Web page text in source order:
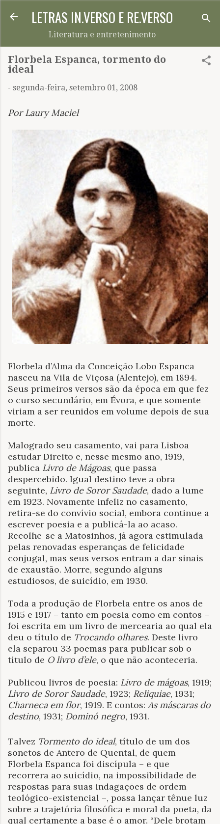
Pular para o conteúdo principal
LETRAS IN.VERSO E RE.VERSO
Literatura e entretenimento
Florbela Espanca, tormento do
ideal
- segunda-feira, setembro 01, 2008
Por Laury Maciel
Florbela d’Alma da Conceição Lobo Espanca
nasceu na Vila de Viçosa (Alentejo), em 1894.
Seus primeiros versos são da época em que fez
o curso secundário, em Évora, e que somente
viriam a ser reunidos em volume depois de sua
morte.
Malogrado seu casamento, vai para Lisboa
estudar Direito e, nesse mesmo ano, 1919,
publica Livro de Mágoas, que passa
despercebido. Igual destino teve a obra
seguinte, Livro de Soror Saudade, dado a lume
em 1923. Novamente infeliz no casamento,
retira-se do convívio social, embora continue a
escrever poesia e a publicá-la ao acaso.
Recolhe-se a Matosinhos, já agora estimulada
pelas renovadas esperanças de felicidade
conjugal, mas seus versos entram a dar sinais
de exaustão. Morre, segundo alguns
estudiosos, de suicídio, em 1930.
Toda a produção de Florbela entre os anos de
1915 e 1917 – tanto em poesia como em contos –
foi escrita em um livro de mercearia ao qual ela
deu o título de Trocando olhares. Deste livro
ela separou 33 poemas para publicar sob o
título de O livro d’ele, o que não aconteceria.
Publicou livros de poesia: Livro de mágoas, 1919;
Livro de Soror Saudade, 1923; Reliquiae, 1931;
Charneca em flor, 1919. E contos: As máscaras do
destino, 1931; Dominó negro, 1931.
Talvez Tormento do ideal, título de um dos
sonetos de Antero de Quental, de quem
Florbela Espanca foi discípula – e que
recorrera ao suicídio, na impossibilidade de
respostas para suas indagações de ordem
teológico-existencial –, possa lançar tênue luz
sobre a trajetória filosófica e moral da poeta, da
qual certamente a base é o amor. “Dele brotam